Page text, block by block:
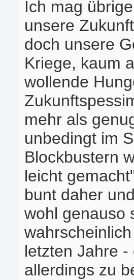
Ich mag
unsere
doch unsere
Kriege, kaum
wollende
mehr als
unbedingt im
Blockbustern
leicht
bunt daher
wohl genauso
letzten Jahre
allerdings zu